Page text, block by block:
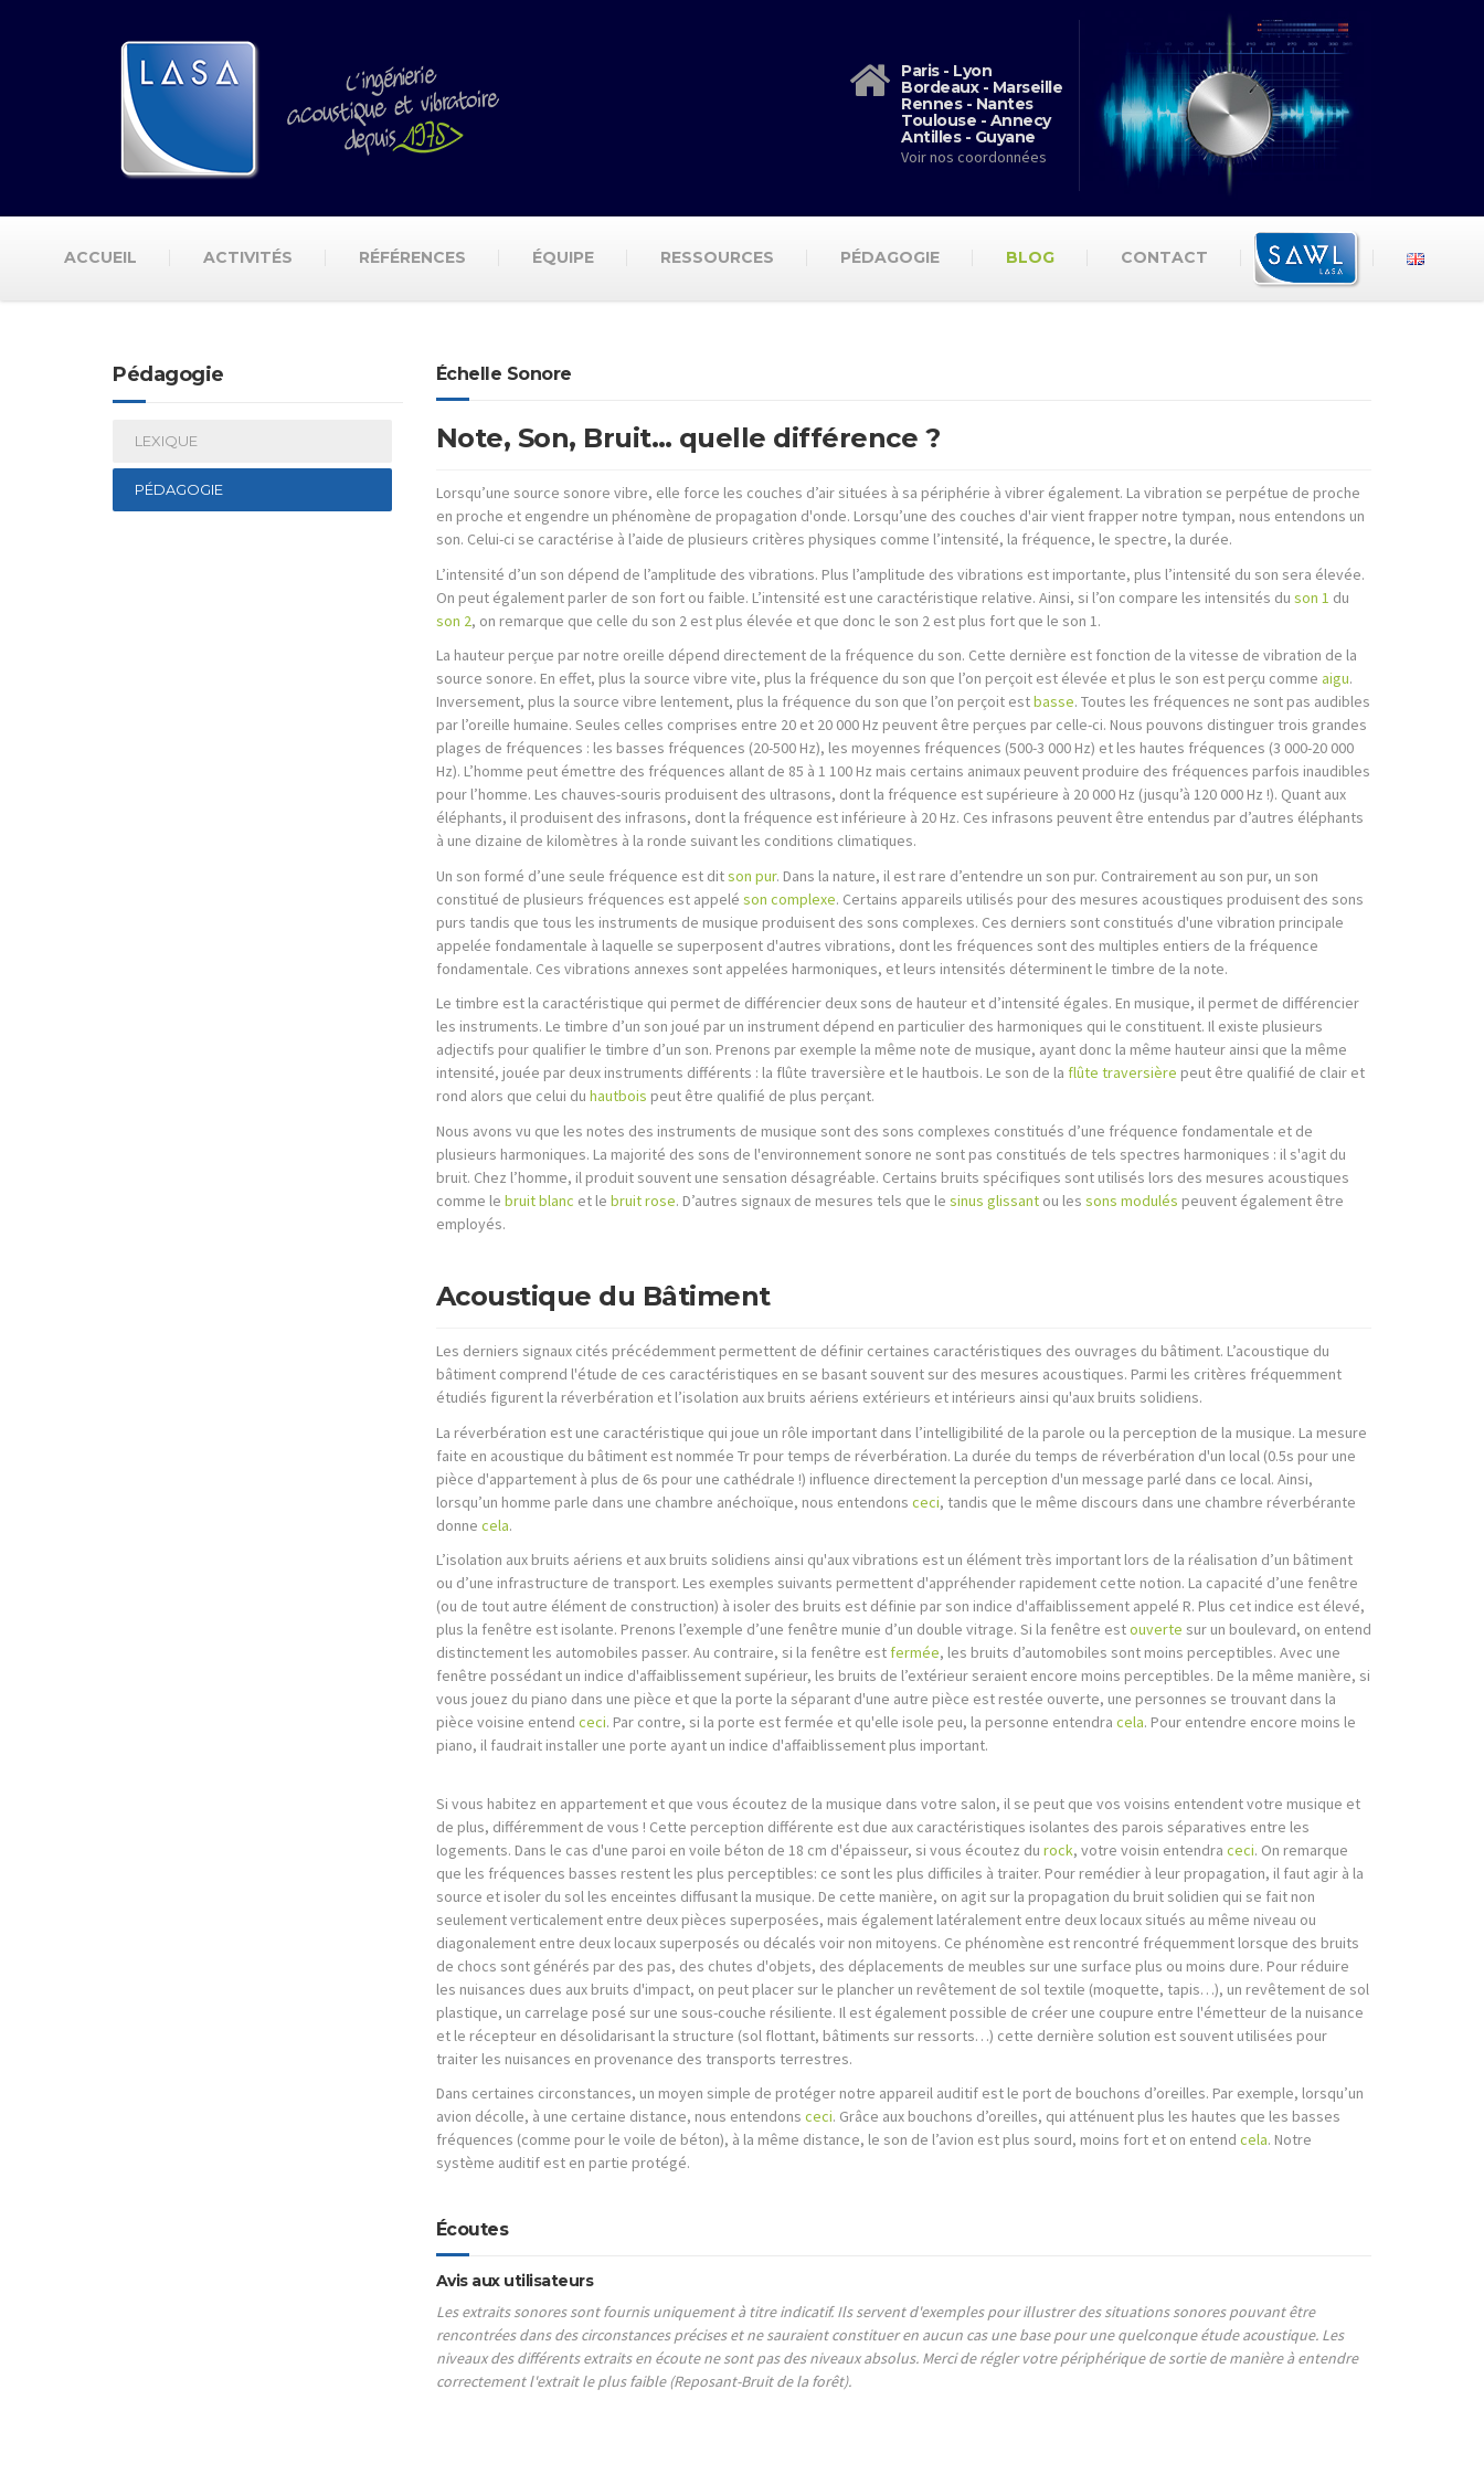
Paris - Lyon
Bordeaux - Marseille
Rennes - Nantes
Toulouse - Annecy
Antilles - Guyane
Voir nos coordonnées
ACCUEIL ACTIVITÉS RÉFÉRENCES ÉQUIPE RESSOURCES PÉDAGOGIE BLOG CONTACT
Échelle Sonore
Note, Son, Bruit… quelle différence ?
Lorsqu’une source sonore vibre, elle force les couches d’air situées à sa périphérie à vibrer également. La vibration se perpétue de proche
en proche et engendre un phénomène de propagation d'onde. Lorsqu’une des couches d'air vient frapper notre tympan, nous entendons un
son. Celui-ci se caractérise à l’aide de plusieurs critères physiques comme l’intensité, la fréquence, le spectre, la durée.
L’intensité d’un son dépend de l’amplitude des vibrations. Plus l’amplitude des vibrations est importante, plus l’intensité du son sera élevée.
On peut également parler de son fort ou faible. L’intensité est une caractéristique relative. Ainsi, si l’on compare les intensités du son 1 du
son 2, on remarque que celle du son 2 est plus élevée et que donc le son 2 est plus fort que le son 1.
La hauteur perçue par notre oreille dépend directement de la fréquence du son. Cette dernière est fonction de la vitesse de vibration de la
source sonore. En effet, plus la source vibre vite, plus la fréquence du son que l’on perçoit est élevée et plus le son est perçu comme aigu.
Inversement, plus la source vibre lentement, plus la fréquence du son que l’on perçoit estbasse. Toutes les fréquences ne sont pas audibles
par l’oreille humaine. Seules celles comprises entre 20 et 20 000 Hz peuvent être perçues par celle-ci. Nous pouvons distinguer trois grandes
plages de fréquences : les basses fréquences (20-500 Hz), les moyennes fréquences (500-3 000 Hz) et les hautes fréquences (3 000-20 000
Hz). L’homme peut émettre des fréquences allant de 85 à 1 100 Hz mais certains animaux peuvent produire des fréquences parfois inaudibles
pour l’homme. Les chauves-souris produisent des ultrasons, dont la fréquence est supérieure à 20 000 Hz (jusqu’à 120 000 Hz !). Quant aux
éléphants, il produisent des infrasons, dont la fréquence est inférieure à 20 Hz. Ces infrasons peuvent être entendus par d’autres éléphants
à une dizaine de kilomètres à la ronde suivant les conditions climatiques.
Un son formé d’une seule fréquence est ditson pur. Dans la nature, il est rare d’entendre un son pur. Contrairement au son pur, un son
constitué de plusieurs fréquences est appelé son complexe. Certains appareils utilisés pour des mesures acoustiques produisent des sons
purs tandis que tous les instruments de musique produisent des sons complexes. Ces derniers sont constitués d'une vibration principale
appelée fondamentale à laquelle se superposent d'autres vibrations, dont les fréquences sont des multiples entiers de la fréquence
fondamentale. Ces vibrations annexes sont appelées harmoniques, et leurs intensités déterminent le timbre de la note.
Le timbre est la caractéristique qui permet de différencier deux sons de hauteur et d’intensité égales. En musique, il permet de différencier
les instruments. Le timbre d’un son joué par un instrument dépend en particulier des harmoniques qui le constituent. Il existe plusieurs
adjectifs pour qualifier le timbre d’un son. Prenons par exemple la même note de musique, ayant donc la même hauteur ainsi que la même
intensité, jouée par deux instruments différents : la flûte traversière et le hautbois. Le son de la flûte traversière peut être qualifié de clair et
rond alors que celui du hautbois peut être qualifié de plus perçant.
Nous avons vu que les notes des instruments de musique sont des sons complexes constitués d’une fréquence fondamentale et de
plusieurs harmoniques. La majorité des sons de l'environnement sonore ne sont pas constitués de tels spectres harmoniques : il s'agit du
bruit. Chez l’homme, il produit souvent une sensation désagréable. Certains bruits spécifiques sont utilisés lors des mesures acoustiques
comme le bruit blanc et le bruit rose. D’autres signaux de mesures tels que le sinus glissantou les sons modulés peuvent également être
employés.
Acoustique du Bâtiment
Les derniers signaux cités précédemment permettent de définir certaines caractéristiques des ouvrages du bâtiment. L’acoustique du
bâtiment comprend l'étude de ces caractéristiques en se basant souvent sur des mesures acoustiques. Parmi les critères fréquemment
étudiés figurent la réverbération et l’isolation aux bruits aériens extérieurs et intérieurs ainsi qu'aux bruits solidiens.
La réverbération est une caractéristique qui joue un rôle important dans l’intelligibilité de la parole ou la perception de la musique. La mesure
faite en acoustique du bâtiment est nommée Tr pour temps de réverbération. La durée du temps de réverbération d'un local (0.5s pour une
pièce d'appartement à plus de 6s pour une cathédrale !) influence directement la perception d'un message parlé dans ce local. Ainsi,
lorsqu’un homme parle dans une chambre anéchoïque, nous entendons ceci, tandis que le même discours dans une chambre réverbérante
donne cela.
L’isolation aux bruits aériens et aux bruits solidiens ainsi qu'aux vibrations est un élément très important lors de la réalisation d’un bâtiment
ou d’une infrastructure de transport. Les exemples suivants permettent d'appréhender rapidement cette notion. La capacité d’une fenêtre
(ou de tout autre élément de construction) à isoler des bruits est définie par son indice d'affaiblissement appelé R. Plus cet indice est élevé,
plus la fenêtre est isolante. Prenons l’exemple d’une fenêtre munie d’un double vitrage. Si la fenêtre estouverte sur un boulevard, on entend
distinctement les automobiles passer. Au contraire, si la fenêtre est fermée, les bruits d’automobiles sont moins perceptibles. Avec une
fenêtre possédant un indice d'affaiblissement supérieur, les bruits de l’extérieur seraient encore moins perceptibles. De la même manière, si
vous jouez du piano dans une pièce et que la porte la séparant d'une autre pièce est restée ouverte, une personnes se trouvant dans la
pièce voisine entend ceci. Par contre, si la porte est fermée et qu'elle isole peu, la personne entendra cela. Pour entendre encore moins le
piano, il faudrait installer une porte ayant un indice d'affaiblissement plus important.
Si vous habitez en appartement et que vous écoutez de la musique dans votre salon, il se peut que vos voisins entendent votre musique et
de plus, différemment de vous ! Cette perception différente est due aux caractéristiques isolantes des parois séparatives entre les
logements. Dans le cas d'une paroi en voile béton de 18 cm d'épaisseur, si vous écoutez du rock, votre voisin entendra ceci. On remarque
que les fréquences basses restent les plus perceptibles: ce sont les plus difficiles à traiter. Pour remédier à leur propagation, il faut agir à la
source et isoler du sol les enceintes diffusant la musique. De cette manière, on agit sur la propagation du bruit solidien qui se fait non
seulement verticalement entre deux pièces superposées, mais également latéralement entre deux locaux situés au même niveau ou
diagonalement entre deux locaux superposés ou décalés voir non mitoyens. Ce phénomène est rencontré fréquemment lorsque des bruits
de chocs sont générés par des pas, des chutes d'objets, des déplacements de meubles sur une surface plus ou moins dure. Pour réduire
les nuisances dues aux bruits d'impact, on peut placer sur le plancher un revêtement de sol textile (moquette, tapis…), un revêtement de sol
plastique, un carrelage posé sur une sous-couche résiliente. Il est également possible de créer une coupure entre l'émetteur de la nuisance
et le récepteur en désolidarisant la structure (sol flottant, bâtiments sur ressorts…) cette dernière solution est souvent utilisées pour
traiter les nuisances en provenance des transports terrestres.
Dans certaines circonstances, un moyen simple de protéger notre appareil auditif est le port de bouchons d’oreilles. Par exemple, lorsqu’un
avion décolle, à une certaine distance, nous entendons ceci. Grâce aux bouchons d’oreilles, qui atténuent plus les hautes que les basses
fréquences (comme pour le voile de béton), à la même distance, le son de l’avion est plus sourd, moins fort et on entend cela. Notre
système auditif est en partie protégé.
Écoutes
Avis aux utilisateurs
Les extraits sonores sont fournis uniquement à titre indicatif. Ils servent d'exemples pour illustrer des situations sonores pouvant être
rencontrées dans des circonstances précises et ne sauraient constituer en aucun cas une base pour une quelconque étude acoustique. Les
niveaux des différents extraits en écoute ne sont pas des niveaux absolus. Merci de régler votre périphérique de sortie de manière à entendre
correctement l'extrait le plus faible (Reposant-Bruit de la forêt).
Pédagogie
LEXIQUE
PÉDAGOGIE